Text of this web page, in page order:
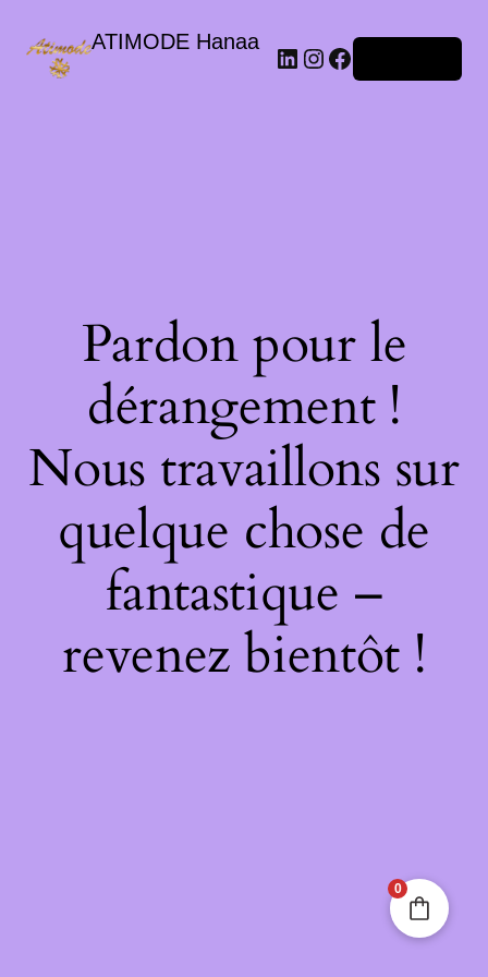
ATIMODE Hanaa
Pardon pour le
dérangement !
Nous travaillons sur
quelque chose de
fantastique –
revenez bientôt !
0